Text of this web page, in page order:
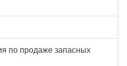
по продаже запасных